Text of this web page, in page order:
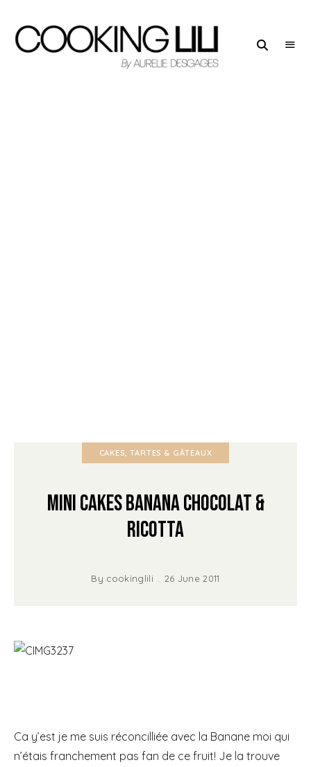
CAKES, TARTES & GÂTEAUX
Mini Cakes Banana Chocolat &
Ricotta
By cookinglili 26 June 2011
Ca y’est je me suis réconcilliée avec la Banane moi qui
n’étais franchement pas fan de ce fruit! Je la trouve